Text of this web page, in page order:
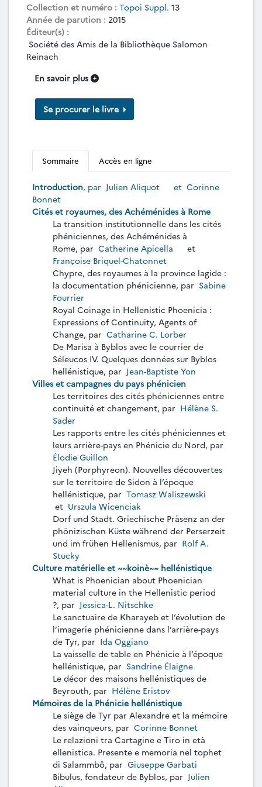
Collection et numéro : Topoi Suppl. 13
Année de parution : 2015
Éditeur(s) :
Société des Amis de la Bibliothèque Salomon
Reinach
En savoir plus
Se procurer le livre
Sommaire Accès en ligne
Introduction, par Julien Aliquot et Corinne
Bonnet
Cités et royaumes, des Achéménides à Rome
La transition institutionnelle dans les cités
phéniciennes, des Achéménides à
Rome, par Catherine Apicella
et
Françoise Briquel-Chatonnet
Chypre, des royaumes à la province lagide :
la documentation phénicienne, par Sabine
Fourrier
Royal Coinage in Hellenistic Phoenicia :
Expressions of Continuity, Agents of
Change, par Catharine C. Lorber
De Marisa à Byblos avec le courrier de
Séleucos IV. Quelques données sur Byblos
hellénistique, par Jean-Baptiste Yon
Villes et campagnes du pays phénicien
Les territoires des cités phéniciennes entre
continuité et changement, par Hélène S.
Sader
Les rapports entre les cités phéniciennes et
leurs arrière-pays en Phénicie du Nord, par
Élodie Guillon
Jiyeh (Porphyreon). Nouvelles découvertes
sur le territoire de Sidon à l’époque
hellénistique, par Tomasz Waliszewski
et Urszula Wicenciak
Dorf und Stadt. Griechische Präsenz an der
phönizischen Küste während der Perserzeit
und im frühen Hellenismus, par Rolf A.
Stucky
Culture matérielle et ~~koinè~~ hellénistique
What is Phoenician about Phoenician
material culture in the Hellenistic period
?, par Jessica-L. Nitschke
Le sanctuaire de Kharayeb et l’évolution de
l’imagerie phénicienne dans l’arrière-pays
de Tyr, par Ida Oggiano
La vaisselle de table en Phénicie à l’époque
hellénistique, par Sandrine Élaigne
Le décor des maisons hellénistiques de
Beyrouth, par Hélène Eristov
Mémoires de la Phénicie hellénistique
Le siège de Tyr par Alexandre et la mémoire
des vainqueurs, par Corinne Bonnet
Le relazioni tra Cartagine e Tiro in età
ellenistica. Presente e memoria nel tophet
di Salammbô, par Giuseppe Garbati
Bibulus, fondateur de Byblos, par Julien